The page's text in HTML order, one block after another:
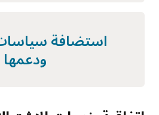
استضافة
ودعمها